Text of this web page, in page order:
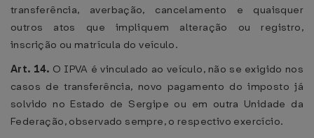
transferência, averbação, cancelamento e quaisquer
outros atos que impliquem alteração ou registro,
inscrição ou matrícula do veículo.
Art. 14. O IPVA é vinculado ao veículo, não se exigido nos
casos de transferência, novo pagamento do imposto já
solvido no Estado de Sergipe ou em outra Unidade da
Federação, observado sempre, o respectivo exercício.